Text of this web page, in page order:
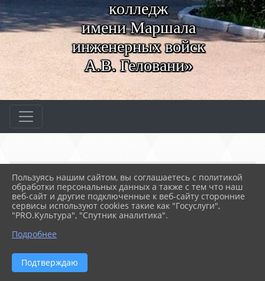
колледж
имени Маршала
инженерных войск
А.В. Геловани»
Главная МЕРОПРИЯТИЯ
Новости
Футбольные новости
13.03.2023 09:25
Пользуясь нашим сайтом, вы соглашаетесь с политикой
обработки персональных данных а также с тем что наш
веб-сайт и другие подключенные к веб-сайту сторонние
сервисы используют cookies такие как "Госуслуги",
"PRO.Культура", "Спутник аналитика".
Подробнее
Подтверждаю